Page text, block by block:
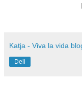
Katja - Viva la vida
Deli